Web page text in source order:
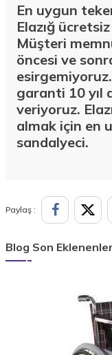
En uygun
Elazığ
Müşteri
öncesi ve
garanti 10 yıl
veriyoruz.
almak için en
sandalyeci.
Paylaş :
Blog Son Eklenenler